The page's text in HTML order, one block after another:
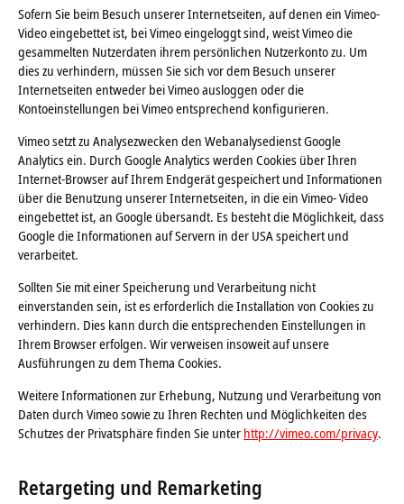
Sofern Sie beim Besuch unserer Internetseiten, auf denen ein Vimeo-
Video eingebettet ist, bei Vimeo eingeloggt sind, weist Vimeo die
gesammelten Nutzerdaten ihrem persönlichen Nutzerkonto zu. Um
dies zu verhindern, müssen Sie sich vor dem Besuch unserer
Internetseiten entweder bei Vimeo ausloggen oder die
Kontoeinstellungen bei Vimeo entsprechend konfigurieren.
Vimeo setzt zu Analysezwecken den Webanalysedienst Google
Analytics ein. Durch Google Analytics werden Cookies über Ihren
Internet-Browser auf Ihrem Endgerät gespeichert und Informationen
über die Benutzung unserer Internetseiten, in die ein Vimeo- Video
eingebettet ist, an Google übersandt. Es besteht die Möglichkeit, dass
Google die Informationen auf Servern in der USA speichert und
verarbeitet.
Sollten Sie mit einer Speicherung und Verarbeitung nicht
einverstanden sein, ist es erforderlich die Installation von Cookies zu
verhindern. Dies kann durch die entsprechenden Einstellungen in
Ihrem Browser erfolgen. Wir verweisen insoweit auf unsere
Ausführungen zu dem Thema Cookies.
Weitere Informationen zur Erhebung, Nutzung und Verarbeitung von
Daten durch Vimeo sowie zu Ihren Rechten und Möglichkeiten des
Schutzes der Privatsphäre finden Sie unter http://vimeo.com/privacy.
Retargeting und Remarketing